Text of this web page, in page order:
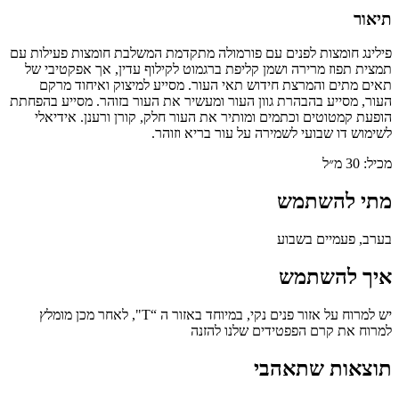
תיאור
פילינג חומצות לפנים עם פורמולה מתקדמת המשלבת חומצות פעילות עם
תמצית תפוז מרירה ושמן קליפת ברגמוט לקילוף עדין, אך אפקטיבי של
תאים מתים והמרצת חידוש תאי העור. מסייע למיצוק ואיחוד מרקם
העור, מסייע בהבהרת גוון העור ומעשיר את העור בזוהר. מסייע בהפחתת
הופעת קמטוטים וכתמים ומותיר את העור חלק, קורן ורענן. אידיאלי
לשימוש דו שבועי לשמירה על עור בריא וזוהר.
מכיל: 30 מ״ל
מתי להשתמש
בערב, פעמיים בשבוע
איך להשתמש
יש למרוח על אזור פנים נקי, במיוחד באזור ה “T", לאחר מכן מומלץ
למרוח את קרם הפפטידים שלנו להזנה
תוצאות שתאהבי